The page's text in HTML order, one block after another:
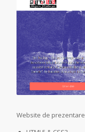
Website de prezentare